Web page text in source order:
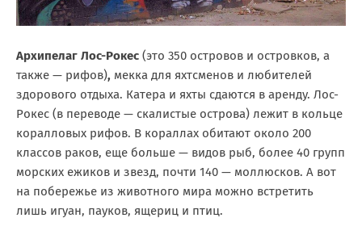
Архипелаг Лос-Рокес (это 350 островов и островков, а
также — рифов), мекка для яхтсменов и любителей
здорового отдыха. Катера и яхты сдаются в аренду. Лос-
Рокес (в переводе — скалистые острова) лежит в кольце
коралловых рифов. В кораллах обитают около 200
классов раков, еще больше — видов рыб, более 40 групп
морских ежиков и звезд, почти 140 — моллюсков. А вот
на побережье из животного мира можно встретить
лишь игуан, пауков, ящериц и птиц.